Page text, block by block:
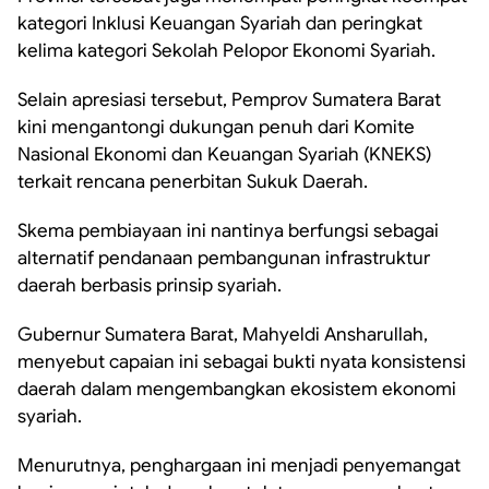
kategori Inklusi Keuangan Syariah dan peringkat
kelima kategori Sekolah Pelopor Ekonomi Syariah.
Selain apresiasi tersebut, Pemprov Sumatera Barat
kini mengantongi dukungan penuh dari Komite
Nasional Ekonomi dan Keuangan Syariah (KNEKS)
terkait rencana penerbitan Sukuk Daerah.
Skema pembiayaan ini nantinya berfungsi sebagai
alternatif pendanaan pembangunan infrastruktur
daerah berbasis prinsip syariah.
Gubernur Sumatera Barat, Mahyeldi Ansharullah,
menyebut capaian ini sebagai bukti nyata konsistensi
daerah dalam mengembangkan ekosistem ekonomi
syariah.
Menurutnya, penghargaan ini menjadi penyemangat